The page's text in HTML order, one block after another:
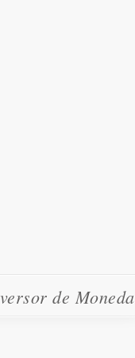
de Moneda